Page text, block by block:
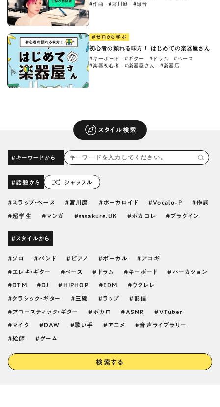
#作曲
#宮川麿 #録音
#ゼロから学ぶ
初心者の頼れる味方！ はじめての楽器屋さん
#キーボード #ギター #ドラム
#ベース
#楽器初心者
#楽器屋さん #楽器店
スタイル検索
#キーワードから
#話題から シャッフル
スラップ・ベース 宮川麿 ボーカロイド Vocalo-P 作詞
超学生 マンガ sasakure.UK ボカコレ プラグイン
#スタイルから
ソロ バンド ピアノ ボーカル アコギ
エレキ・ギター ベース ドラム キーボード パーカション
DTM DJ HIPHOP EDM ウクレレ
クラシック・ギター 三線 ラップ 配信
アコースティック・ギター ボカロ ASMR VTuber
マイク DAW 歌い手 アニメ 音声ライブラリー
絵師 ゲーム
検索する